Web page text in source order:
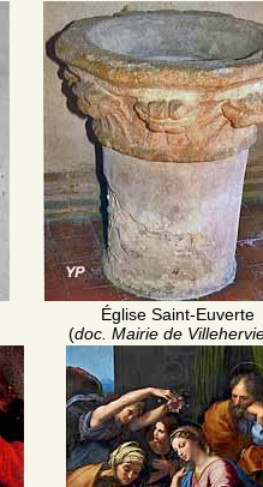
Église Saint-Euverte
(doc. Mairie de